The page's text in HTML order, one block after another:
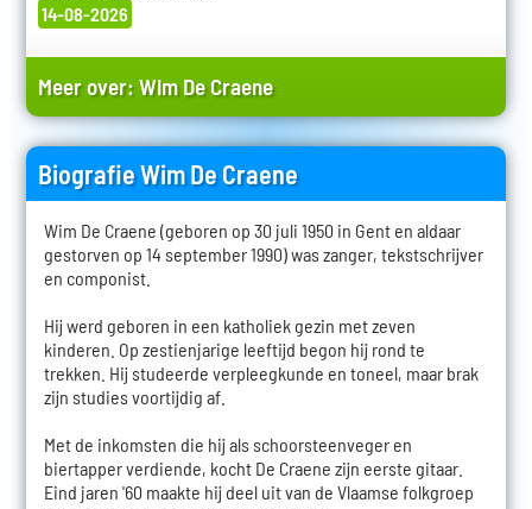
14-08-2026
Meer over:Wim De Craene
Biografie Wim De Craene
Wim De Craene (geboren op 30 juli 1950 in Gent en aldaar
gestorven op 14 september 1990) was zanger, tekstschrijver
en componist.
Hij werd geboren in een katholiek gezin met zeven
kinderen. Op zestienjarige leeftijd begon hij rond te
trekken. Hij studeerde verpleegkunde en toneel, maar brak
zijn studies voortijdig af.
Met de inkomsten die hij als schoorsteenveger en
biertapper verdiende, kocht De Craene zijn eerste gitaar.
Eind jaren '60 maakte hij deel uit van de Vlaamse folkgroep